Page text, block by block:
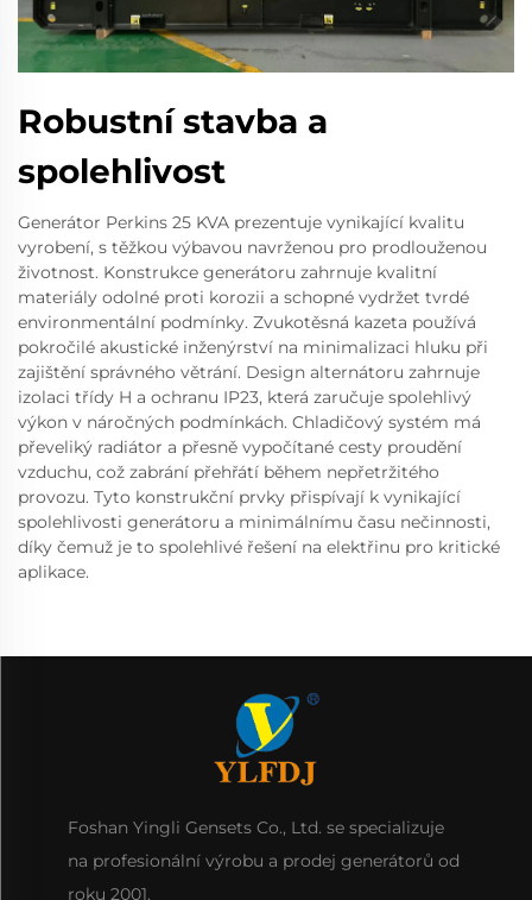
Robustní stavba a
spolehlivost
Generátor Perkins 25 KVA prezentuje vynikající kvalitu
vyrobení, s těžkou výbavou navrženou pro prodlouženou
životnost. Konstrukce generátoru zahrnuje kvalitní
materiály odolné proti korozii a schopné vydržet tvrdé
environmentální podmínky. Zvukotěsná kazeta používá
pokročilé akustické inženýrství na minimalizaci hluku při
zajištění správného větrání. Design alternátoru zahrnuje
izolaci třídy H a ochranu IP23, která zaručuje spolehlivý
výkon v náročných podmínkách. Chladičový systém má
převeliký radiátor a přesně vypočítané cesty proudění
vzduchu, což zabrání přehřátí během nepřetržitého
provozu. Tyto konstrukční prvky přispívají k vynikající
spolehlivosti generátoru a minimálnímu času nečinnosti,
díky čemuž je to spolehlivé řešení na elektřinu pro kritické
aplikace.
Foshan Yingli Gensets Co., Ltd. se specializuje
na profesionální výrobu a prodej generátorů od
roku 2001.